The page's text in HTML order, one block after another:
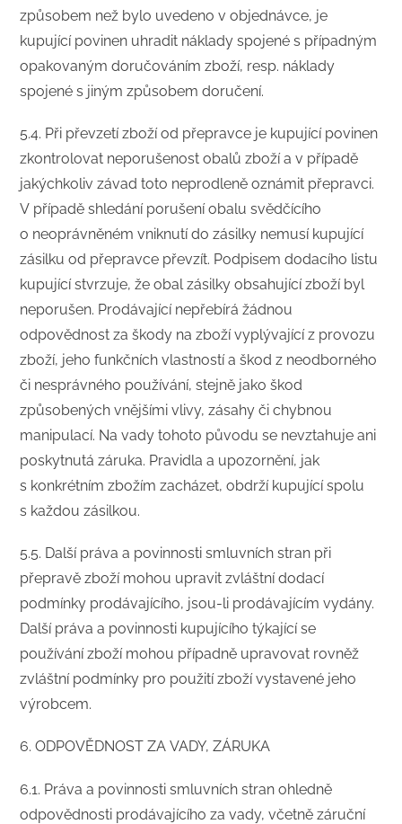
způsobem než bylo uvedeno v objednávce, je
kupující povinen uhradit náklady spojené s případným
opakovaným doručováním zboží, resp. náklady
spojené s jiným způsobem doručení.
5.4. Při převzetí zboží od přepravce je kupující povinen
zkontrolovat neporušenost obalů zboží a v případě
jakýchkoliv závad toto neprodleně oznámit přepravci.
V případě shledání porušení obalu svědčícího
o neoprávněném vniknutí do zásilky nemusí kupující
zásilku od přepravce převzít. Podpisem dodacího listu
kupující stvrzuje, že obal zásilky obsahující zboží byl
neporušen. Prodávající nepřebírá žádnou
odpovědnost za škody na zboží vyplývající z provozu
zboží, jeho funkčních vlastností a škod z neodborného
či nesprávného používání, stejně jako škod
způsobených vnějšími vlivy, zásahy či chybnou
manipulací. Na vady tohoto původu se nevztahuje ani
poskytnutá záruka. Pravidla a upozornění, jak
s konkrétním zbožím zacházet, obdrží kupující spolu
s každou zásilkou.
5.5. Další práva a povinnosti smluvních stran při
přepravě zboží mohou upravit zvláštní dodací
podmínky prodávajícího, jsou-li prodávajícím vydány.
Další práva a povinnosti kupujícího týkající se
používání zboží mohou případně upravovat rovněž
zvláštní podmínky pro použití zboží vystavené jeho
výrobcem.
​6. ODPOVĚDNOST ZA VADY, ZÁRUKA
​6.1. Práva a povinnosti smluvních stran ohledně
odpovědnosti prodávajícího za vady, včetně záruční